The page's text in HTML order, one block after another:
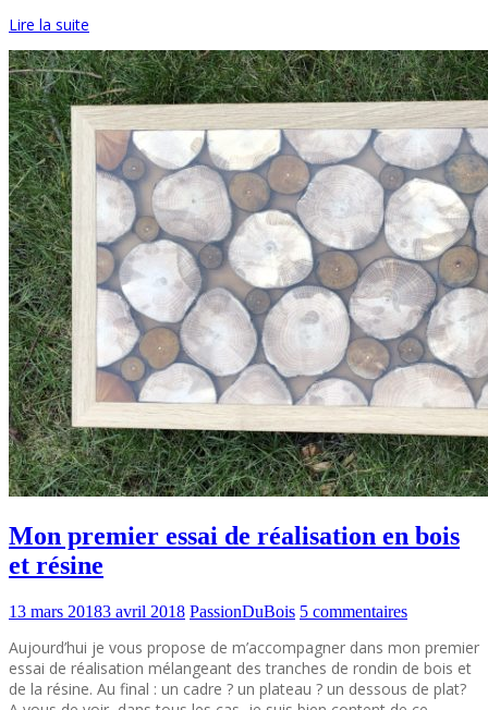
Lire la suite
Mon premier essai de réalisation en bois
et résine
13 mars 20183 avril 2018 PassionDuBois 5 commentaires
Aujourd’hui je vous propose de m’accompagner dans mon premier
essai de réalisation mélangeant des tranches de rondin de bois et
de la résine. Au final : un cadre ? un plateau ? un dessous de plat?